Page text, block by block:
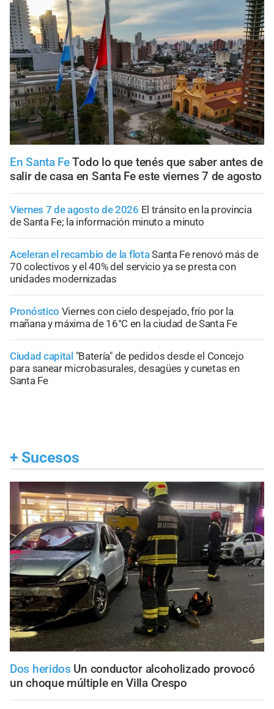
En Santa FeTodo lo que tenés que saber antes de
salir de casa en Santa Fe este viernes 7 de agosto
Viernes 7 de agosto de 2026 El tránsito en la provincia
de Santa Fe; la información minuto a minuto
Aceleran el recambio de la flotaSanta Fe renovó más de
70 colectivos y el 40% del servicio ya se presta con
unidades modernizadas
Pronóstico Viernes con cielo despejado, frío por la
mañana y máxima de 16°C en la ciudad de Santa Fe
Ciudad capital "Batería" de pedidos desde el Concejo
para sanear microbasurales, desagües y cunetas en
Santa Fe
+ Sucesos
Dos heridos Un conductor alcoholizado provocó
un choque múltiple en Villa Crespo